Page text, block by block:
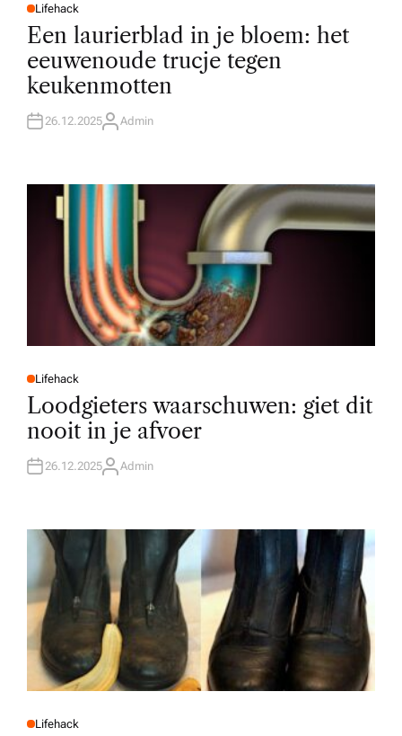
P
O
T
E
D
N
Lifehack
Een laurierblad in je bloem: het
eeuwenoude trucje tegen
keukenmotten
26.12.2025A
R
Admin
P
O
T
E
D
N
Lifehack
Loodgieters waarschuwen: giet dit
nooit in je afvoer
26.12.2025A
R
Admin
P Lifehack